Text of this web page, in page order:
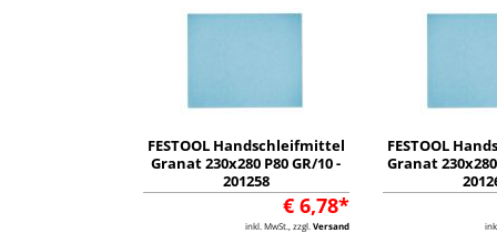
FESTOOL Handschleifmittel
Granat 230x280 P80 GR/10 -
201258
€ 6,78*
inkl. MwSt., zzgl. Versand
FESTOOL
Granat 230x280